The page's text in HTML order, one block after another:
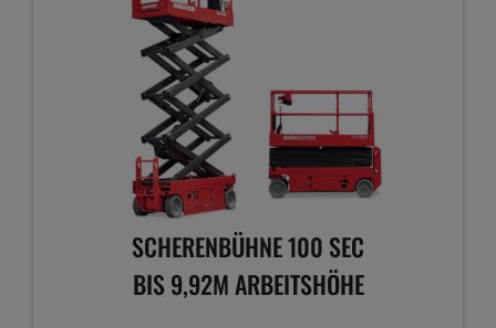
SCHERENBÜHNE 100 SEC
BIS 9,92M ARBEITSHÖHE